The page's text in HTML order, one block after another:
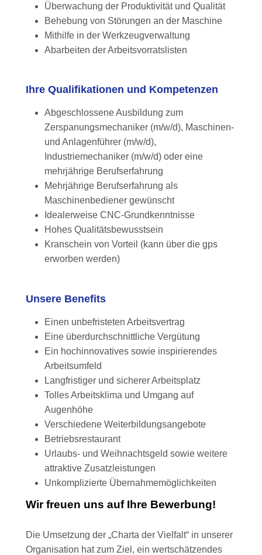
Überwachung der Produktivität und Qualität
Behebung von Störungen an der Maschine
Mithilfe in der Werkzeugverwaltung
Abarbeiten der Arbeitsvorratslisten
Ihre Qualifikationen und Kompetenzen
Abgeschlossene Ausbildung zum
Zerspanungsmechaniker (m/w/d), Maschinen-
und Anlagenführer (m/w/d),
Industriemechaniker (m/w/d) oder eine
mehrjährige Berufserfahrung
Mehrjährige Berufserfahrung als
Maschinenbediener gewünscht
Idealerweise CNC-Grundkenntnisse
Hohes Qualitätsbewusstsein
Kranschein von Vorteil (kann über die gps
erworben werden)
Unsere Benefits
Einen unbefristeten Arbeitsvertrag
Eine überdurchschnittliche Vergütung
Ein hochinnovatives sowie inspirierendes
Arbeitsumfeld
Langfristiger und sicherer Arbeitsplatz
Tolles Arbeitsklima und Umgang auf
Augenhöhe
Verschiedene Weiterbildungsangebote
Betriebsrestaurant
Urlaubs- und Weihnachtsgeld sowie weitere
attraktive Zusatzleistungen
Unkomplizierte Übernahmemöglichkeiten
Wir freuen uns auf Ihre Bewerbung!
Die Umsetzung der „Charta der Vielfalt“ in unserer
Organisation hat zum Ziel, ein wertschätzendes